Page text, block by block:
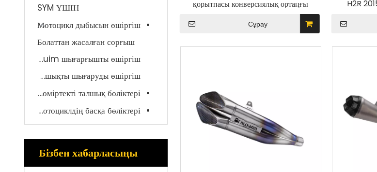
SYM ҮШІН
Мотоцикл дыбысын өшіргіш
Болаттан жасалған сорғыш
Titanuim шығарғышты өшіргіш
Көміртекті талшықты шығаруды өшіргіш
Мотоциклдің көміртекті талшық бөліктері
Мотоциклдің басқа бөліктері
Бізбен хабарласыңы
H2R
арналған
қорытпасы конверсиялық ортаңғы
байланыс құбыры Мотоцикл шығару
жүйесін өзгерту күйі Жаңа болат дыбыс
Сұрау